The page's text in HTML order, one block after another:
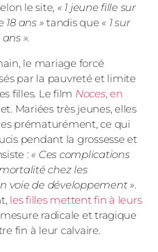
le site, « 1 jeune fille sur
ans » tandis que « 1 sur
».
le mariage forcé
par la pauvreté et limite
filles. Le film Noces, en
Mariées très jeunes, elles
prématurément, ce qui
pendant la grossesse et
: « Ces complications
chez les
voie de développement ».
les filles mettent fin à leurs
radicale et tragique
fin à leur calvaire.